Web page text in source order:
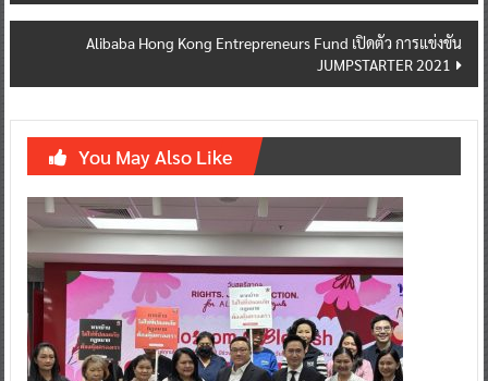
Alibaba Hong Kong Entrepreneurs Fund เปิดตัว การแข่งขัน
JUMPSTARTER 2021
You May Also Like